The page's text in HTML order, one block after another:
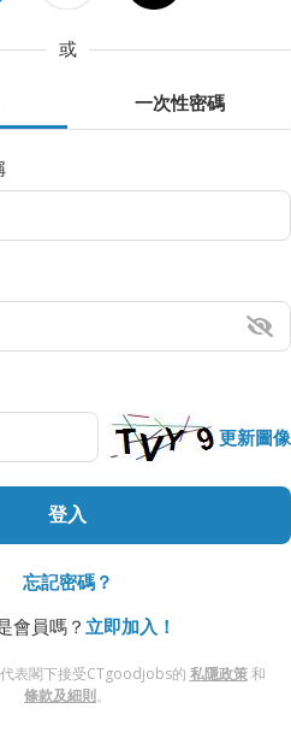
或
一次性密碼
更新圖像
登入
忘記密碼？
會員嗎？ 立即加入！
表閣下接受CTgoodjobs的 私隱政策和
條款及細則。